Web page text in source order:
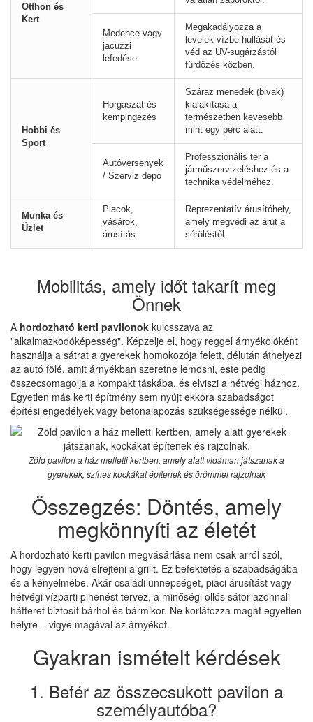
Otthon és
Kert
Medence vagy
jacuzzi
lefedése
Megakadályozza a
levelek vízbe hullását és
véd az UV-sugárzástól
fürdőzés közben.
Hobbi és
Sport
Horgászat és
kempingezés
Száraz menedék (bivak)
kialakítása a
természetben kevesebb
mint egy perc alatt.
Autóversenyek
/ Szerviz depó
Professzionális tér a
járműszervizeléshez és a
technika védelméhez.
Munka és
Üzlet
Piacok,
vásárok,
árusítás
Reprezentatív árusítóhely,
amely megvédi az árut a
sérüléstől.
Mobilitás, amely időt takarít meg
Önnek
A hordozható kerti pavilonok kulcsszava az
"alkalmazkodóképesség". Képzelje el, hogy reggel árnyékolóként
használja a sátrat a gyerekek homokozója felett, délután áthelyezi
az autó fölé, amit árnyékban szeretne lemosni, este pedig
összecsomagolja a kompakt táskába, és elviszi a hétvégi házhoz.
Egyetlen más kerti építmény sem nyújt ekkora szabadságot
építési engedélyek vagy betonalapozás szükségessége nélkül.
Zöld pavilon a ház melletti kertben, amely alatt vidáman játszanak a
gyerekek, színes kockákat építenek és örömmel rajzolnak
Összegzés: Döntés, amely
megkönnyíti az életét
A hordozható kerti pavilon megvásárlása nem csak arról szól,
hogy legyen hová elrejteni a grillt. Ez befektetés a szabadságába
és a kényelmébe. Akár családi ünnepséget, piaci árusítást vagy
hétvégi vízparti pihenést tervez, a minőségi ollós sátor azonnali
hátteret biztosít bárhol és bármikor. Ne korlátozza magát egyetlen
helyre – vigye magával az árnyékot.
Gyakran ismételt kérdések
1. Befér az összecsukott pavilon a
személyautóba?